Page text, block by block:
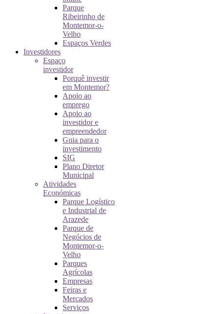
Parque
Ribeirinho de
Montemor-o-
Velho
Espaços Verdes
Investidores
Espaço
investidor
Porquê investir
em Montemor?
Apoio ao
emprego
Apoio ao
investidor e
empreendedor
Guia para o
investimento
SIG
Plano Diretor
Municipal
Atividades
Económicas
Parque Logístico
e Industrial de
Arazede
Parque de
Negócios de
Montemor-o-
Velho
Parques
Agrícolas
Empresas
Feiras e
Mercados
Serviços